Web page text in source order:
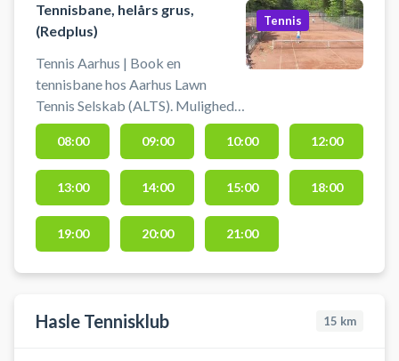
Tennisbane, helårs grus,
(Redplus)
Tennis Aarhus | Book en
tennisbane hos Aarhus Lawn
Tennis Selskab (ALTS). Mulighed
for bad og omklædning.
Medbring selv ketcher og bolde.
Tennis
08:00 09:00 10:00 12:00
13:00 14:00 15:00 18:00
19:00 20:00 21:00
Hasle Tennisklub 15 km